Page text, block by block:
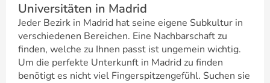
Universitäten in Madrid
Jeder Bezirk in Madrid hat seine eigene Subkultur in
verschiedenen Bereichen. Eine Nachbarschaft zu
finden, welche zu Ihnen passt ist ungemein wichtig.
Um die perfekte Unterkunft in Madrid zu finden
benötigt es nicht viel Fingerspitzengefühl. Suchen sie